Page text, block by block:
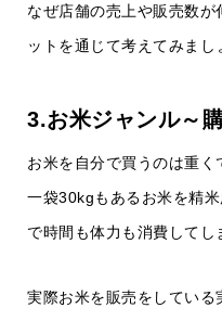
なぜ店舗の売上や販売数が
ットを通じて考えてみまし
3.お米ジャンル～
お米を自分で買うのは重く
一袋30kgもあるお米を精
で時間も体力も消費してし
実際お米を販売をしてい